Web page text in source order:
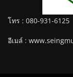
โทร : 080-931-6125
อีเมล์ :